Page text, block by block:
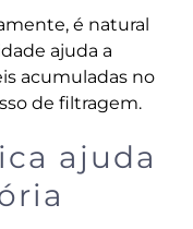
é natural
ajuda a
acumuladas no
de filtragem.
ajuda